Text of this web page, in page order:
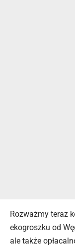
Rozważmy teraz
ekogroszku od
ale także